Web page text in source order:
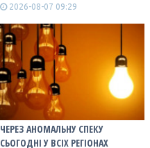
2026-08-07 09:29
ЧЕРЕЗ АНОМАЛЬНУ СПЕКУ
СЬОГОДНІ У ВСІХ РЕГІОНАХ